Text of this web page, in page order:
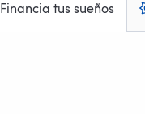
Financia tus sueños